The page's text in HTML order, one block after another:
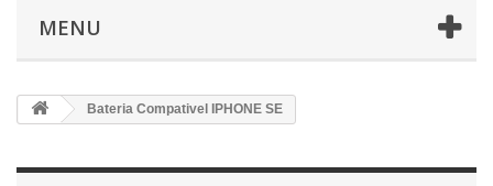
MENU
Bateria Compativel IPHONE SE